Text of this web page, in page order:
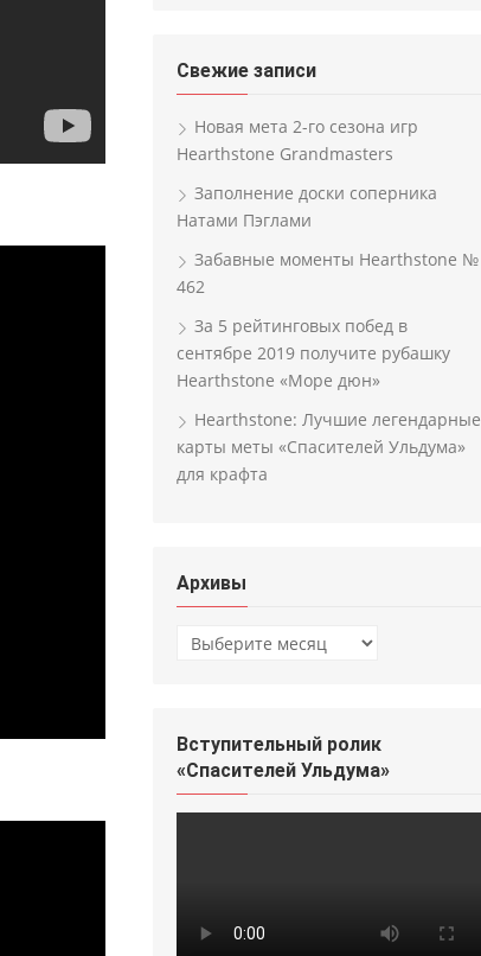
Свежие записи
Новая мета 2-го сезона игр
Hearthstone Grandmasters
Заполнение доски соперника
Натами Пэглами
Забавные моменты Hearthstone №
462
За 5 рейтинговых побед в
сентябре 2019 получите рубашку
Hearthstone «Море дюн»
Hearthstone: Лучшие легендарные
карты меты «Спасителей Ульдума»
для крафта
Архивы
Архивы
Вступительный ролик
«Спасителей Ульдума»